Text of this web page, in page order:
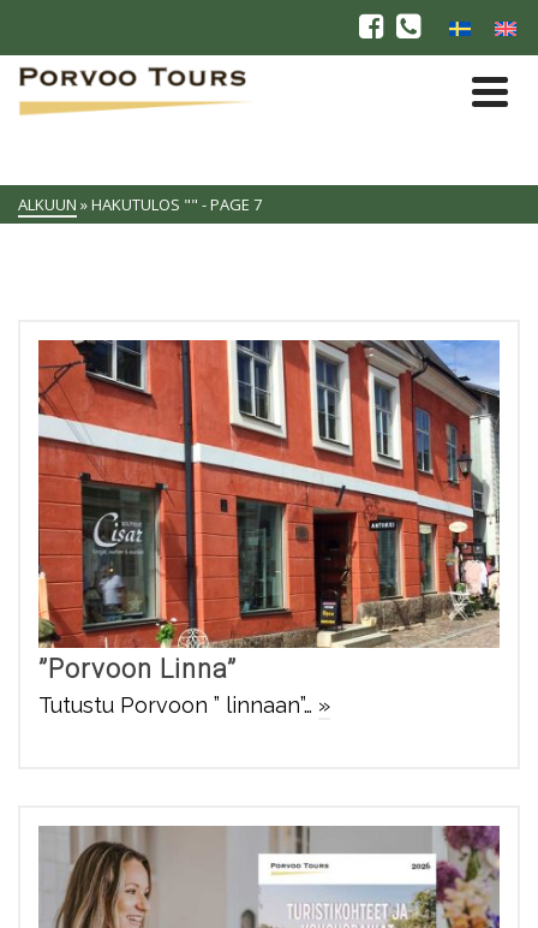
ALKUUN »HAKUTULOS "" - PAGE 7
”Porvoon Linna”
Tutustu Porvoon ” linnaan”… »